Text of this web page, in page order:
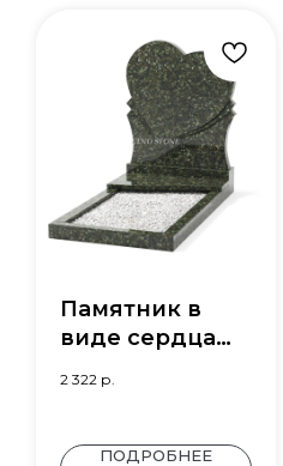
Памятник в
виде сердца
2 322 р.
ПОДРОБНЕЕ